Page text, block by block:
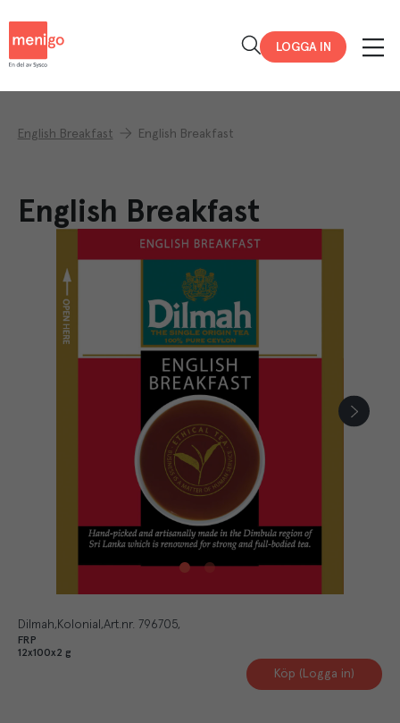
LOGGA IN
English Breakfast English Breakfast
English Breakfast
Dilmah Kolonial Art.nr. 796705
FRP
12x100x2 g
Köp (Logga in)